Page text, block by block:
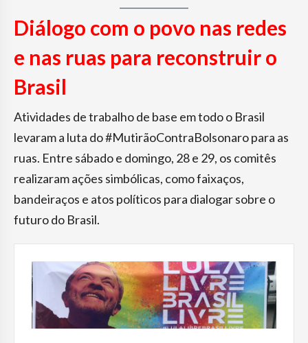
Diálogo com o povo nas redes
e nas ruas para reconstruir o
Brasil
Atividades de trabalho de base em todo o Brasil
levaram a luta do #MutirãoContraBolsonaro para as
ruas. Entre sábado e domingo, 28 e 29, os comitês
realizaram ações simbólicas, como faixaços,
bandeiraços e atos políticos para dialogar sobre o
futuro do Brasil.